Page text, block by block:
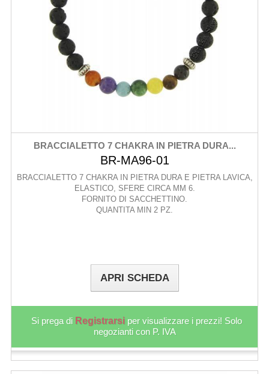
BRACCIALETTO 7 CHAKRA IN PIETRA DURA...
BR-MA96-01
BRACCIALETTO 7 CHAKRA IN PIETRA DURA E PIETRA LAVICA,
ELASTICO, SFERE CIRCA MM 6.
FORNITO DI SACCHETTINO.
QUANTITA MIN 2 PZ.
APRI SCHEDA
Si prega di Registrarsi per visualizzare i prezzi! Solo
negozianti con P. IVA